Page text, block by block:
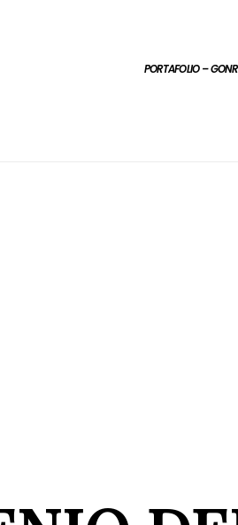
PORTAFOLIO –